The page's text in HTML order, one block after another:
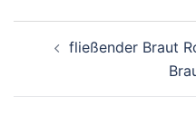
fließender Braut